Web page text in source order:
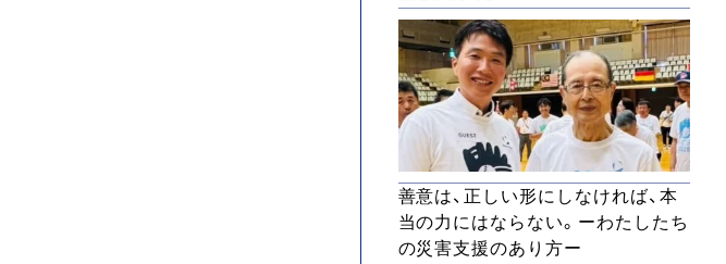
善意は、正しい形にしなければ、本
当の力にはならない。ーわたしたち
の災害支援のあり方ー